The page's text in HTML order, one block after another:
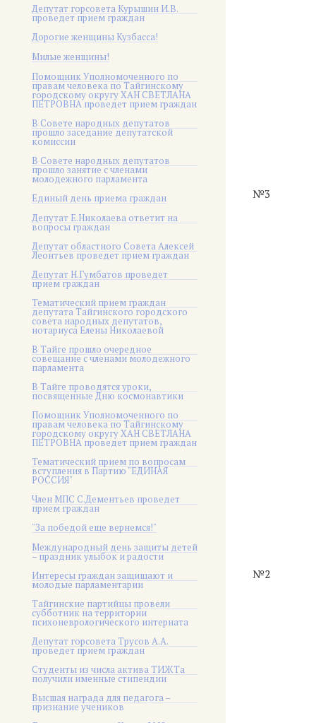
Депутат горсовета Курышин И.В.
проведет прием граждан
Дорогие женщины Кузбасса!
Милые женщины!
Помощник Уполномоченного по
правам человека по Тайгинскому
городскому округу ХАН СВЕТЛАНА
ПЕТРОВНА проведет прием граждан
В Совете народных депутатов
прошло заседание депутатской
комиссии
В Совете народных депутатов
прошло занятие с членами
молодежного парламента
Единый день приема граждан
Депутат Е.Николаева ответит на
вопросы граждан
Депутат областного Совета Алексей
Леонтьев проведет прием граждан
Депутат Н.Гумбатов проведет
прием граждан
Тематический прием граждан
депутата Тайгинского городского
совета народных депутатов,
нотариуса Елены Николаевой
В Тайге прошло очередное
совещание с членами молодежного
парламента
В Тайге проводятся уроки,
посвященные Дню космонавтики
Помощник Уполномоченного по
правам человека по Тайгинскому
городскому округу ХАН СВЕТЛАНА
ПЕТРОВНА проведет прием граждан
Тематический прием по вопросам
вступления в Партию "ЕДИНАЯ
РОССИЯ"
Член МПС С.Дементьев проведет
прием граждан
"За победой еще вернемся!"
Международный день защиты детей
– праздник улыбок и радости
Интересы граждан защищают и
молодые парламентарии
Тайгинские партийцы провели
субботник на территории
психоневрологического интерната
Депутат горсовета Трусов А.А.
проведет прием граждан
Студенты из числа актива ТИЖТа
получили именные стипендии
Высшая награда для педагога –
признание учеников
№3
№2